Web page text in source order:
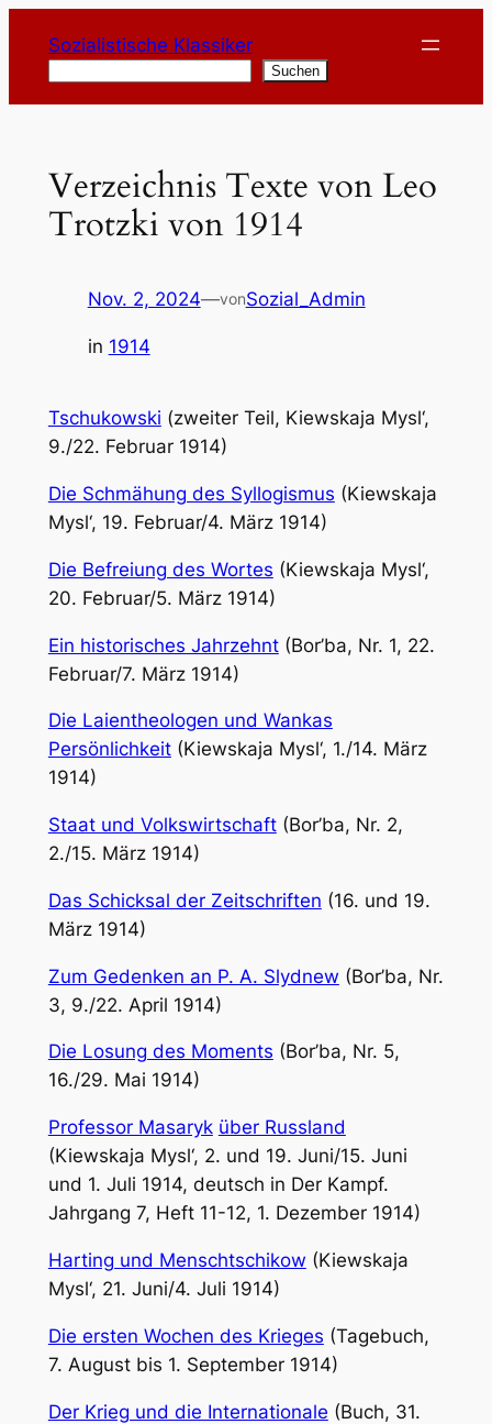
Inhalt
springen
Sozialistische Klassiker
Suchen
Verzeichnis Texte von Leo
Trotzki von 1914
Nov. 2, 2024—vonSozial_Admin
in 1914
Tschukowski (zweiter Teil, Kiewskaja Mysl‘,
9./22. Februar 1914)
Die Schmähung des Syllogismus (Kiewskaja
Mysl‘, 19. Februar/4. März 1914)
Die Befreiung des Wortes (Kiewskaja Mysl‘,
20. Februar/5. März 1914)
Ein historisches Jahrzehnt(Bor’ba, Nr. 1, 22.
Februar/7. März 1914)
Die Laientheologen und Wankas
Persönlichkeit(Kiewskaja Mysl‘, 1./14. März
1914)
Staat und Volkswirtschaft(Bor’ba, Nr. 2,
2./15. März 1914)
Das Schicksal der Zeitschriften (16. und 19.
März 1914)
Zum Gedenken an P. A. Slydnew (Bor’ba, Nr.
3, 9./22. April 1914)
Die Losung des Moments (Bor’ba, Nr. 5,
16./29. Mai 1914)
Professor Masaryk über Russland
(Kiewskaja Mysl‘, 2. und 19. Juni/15. Juni
und 1. Juli 1914, deutsch in Der Kampf.
Jahrgang 7, Heft 11-12, 1. Dezember 1914)
Harting und Menschtschikow (Kiewskaja
Mysl‘, 21. Juni/4. Juli 1914)
Die ersten Wochen des Krieges (Tagebuch,
7. August bis 1. September 1914)
Der Krieg und die Internationale (Buch, 31.